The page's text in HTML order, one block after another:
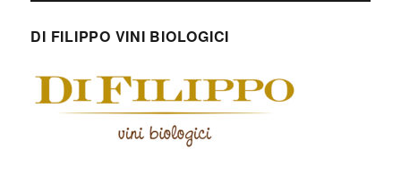
DI FILIPPO VINI BIOLOGICI